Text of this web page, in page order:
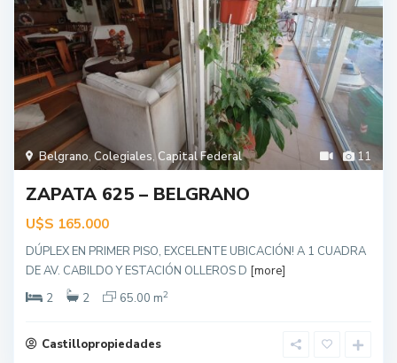
11
Belgrano, Colegiales,Capital Federal
ZAPATA 625 – BELGRANO
U$S 165.000
DÚPLEX EN PRIMER PISO, EXCELENTE UBICACIÓN! A 1 CUADRA
DE AV. CABILDO Y ESTACIÓN OLLEROS D [more]
2
2 65.00 m2
Castillopropiedades